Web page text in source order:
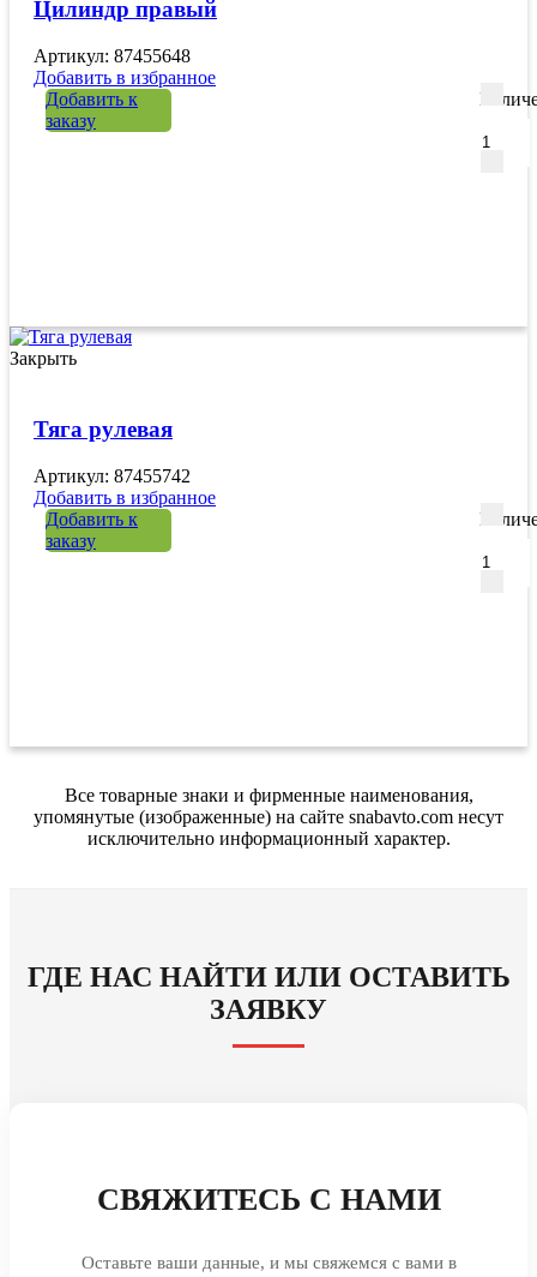
Цилиндр правый
Артикул: 87455648
Добавить в избранное
Добавить к
заказу
Закрыть
Тяга рулевая
Артикул: 87455742
Добавить в избранное
Добавить к
заказу
Все товарные знаки и фирменные наименования,
упомянутые (изображенные) на сайте snabavto.com несут
исключительно информационный характер.
ГДЕ НАС НАЙТИ ИЛИ ОСТАВИТЬ
ЗАЯВКУ
СВЯЖИТЕСЬ С НАМИ
Оставьте ваши данные, и мы свяжемся с вами в